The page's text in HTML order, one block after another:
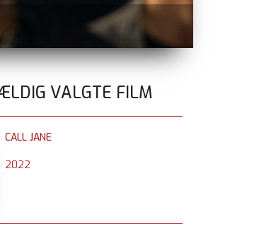
VALGTE FILM
CALL JANE
2022